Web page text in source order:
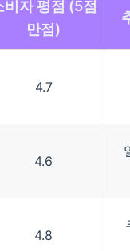
비자 평점 (5점
만점)
4.7
4.6
4.8